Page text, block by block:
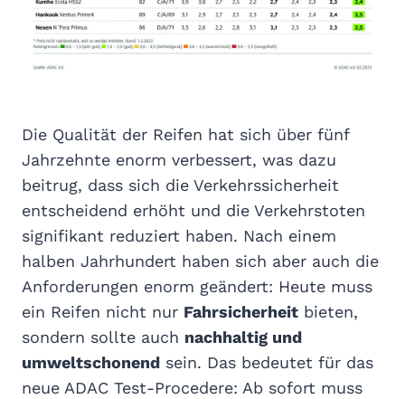
Die Qualität der Reifen hat sich über fünf
Jahrzehnte enorm verbessert, was dazu
beitrug, dass sich die Verkehrssicherheit
entscheidend erhöht und die Verkehrstoten
signifikant reduziert haben. Nach einem
halben Jahrhundert haben sich aber auch die
Anforderungen enorm geändert: Heute muss
ein Reifen nicht nur Fahrsicherheit bieten,
sondern sollte auch nachhaltig und
umweltschonend sein. Das bedeutet für das
neue ADAC Test-Procedere: Ab sofort muss